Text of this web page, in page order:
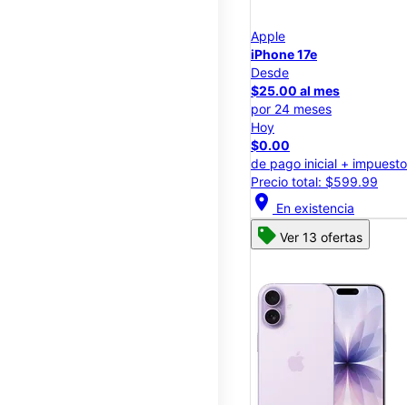
Apple
iPhone 17e
Desde
$25.00 al mes
por 24 meses
Hoy
$0.00
de pago inicial +
Precio total: $599.99
location_on En existencia
Ver 13 ofertas